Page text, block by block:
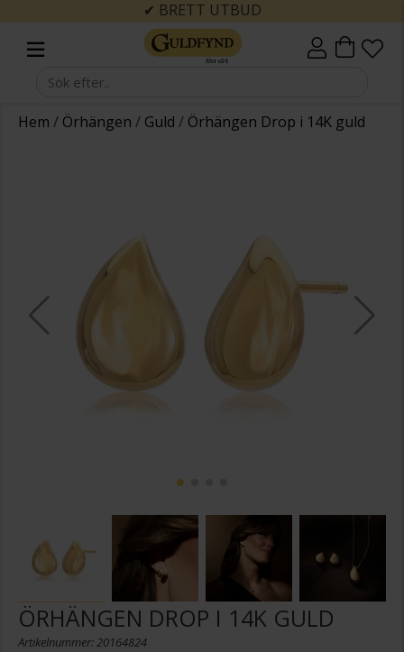
✔ BRETT UTBUD
Hem / Örhängen / Guld / Örhängen Drop i 14K guld
ÖRHÄNGEN DROP I 14K GULD
Artikelnummer: 20164824